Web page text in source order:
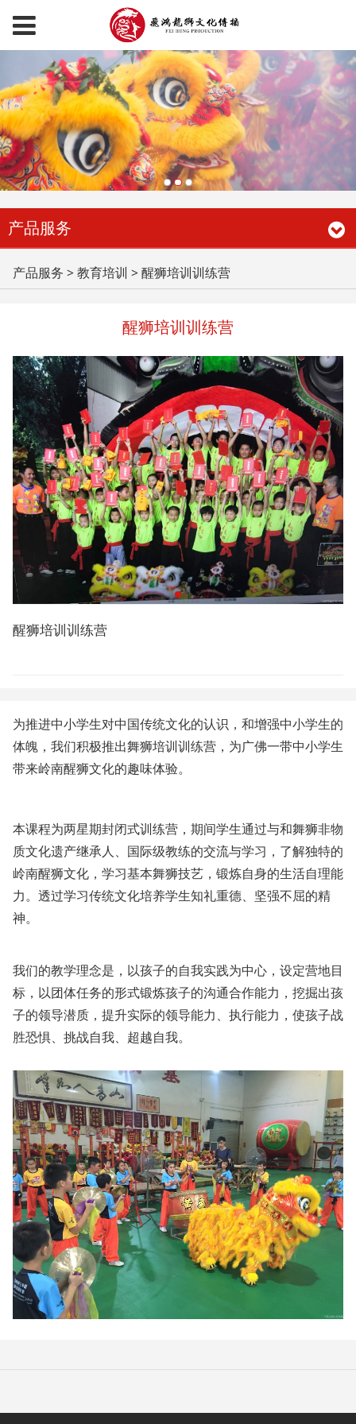
产品服务
醒狮培训训练营
产品服务 >教育培训 >醒狮培训训练营
醒狮培训训练营
醒狮培训训练营
为推进中小学生对中国传统文化的认识，和增强中小学生的
体魄，我们积极推出舞狮培训训练营，为广佛一带中小学生
带来岭南醒狮文化的趣味体验。
本课程为两星期封闭式训练营，期间学生通过与和舞狮非物
质文化遗产继承人、国际级教练的交流与学习，了解独特的
岭南醒狮文化，学习基本舞狮技艺，锻炼自身的生活自理能
力。透过学习传统文化培养学生知礼重德、坚强不屈的精
神。
我们的教学理念是，以孩子的自我实践为中心，设定营地目
标，以团体任务的形式锻炼孩子的沟通合作能力，挖掘出孩
子的领导潜质，提升实际的领导能力、执行能力，使孩子战
胜恐惧、挑战自我、超越自我。